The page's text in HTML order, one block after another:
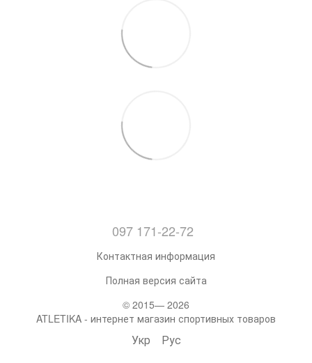
097 171-22-72
Контактная информация
Полная версия сайта
© 2015— 2026
ATLETIKA - интернет магазин спортивных товаров
Укр Рус